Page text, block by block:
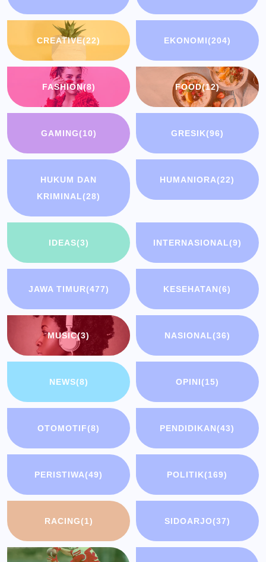
CREATIVE(22) EKONOMI(204)
FASHION(8) FOOD(12)
GAMING(10) GRESIK(96)
HUKUM DAN
KRIMINAL(28)
HUMANIORA(22)
IDEAS(3) INTERNASIONAL(9)
JAWA TIMUR(477) KESEHATAN(6)
MUSIC(3) NASIONAL(36)
NEWS(8) OPINI(15)
OTOMOTIF(8) PENDIDIKAN(43)
PERISTIWA(49) POLITIK(169)
RACING(1) SIDOARJO(37)